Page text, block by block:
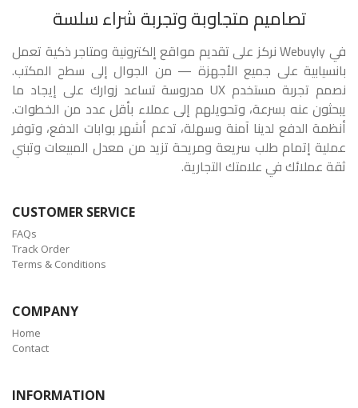
تصاميم متجاوبة وتجربة شراء سلسة
في Webuyly نركز على تقديم مواقع إلكترونية ومتاجر ذكية تعمل
بانسيابية على جميع الأجهزة — من الجوال إلى سطح المكتب.
نصمم تجربة مستخدم UX مدروسة تساعد زوارك على إيجاد ما
يبحثون عنه بسرعة، وتحويلهم إلى عملاء بأقل عدد من الخطوات.
أنظمة الدفع لدينا آمنة وسهلة، تدعم أشهر بوابات الدفع، وتوفر
عملية إتمام طلب سريعة ومريحة تزيد من معدل المبيعات وتبني
ثقة عملائك في علامتك التجارية.
CUSTOMER SERVICE
FAQs
Track Order
Terms & Conditions
COMPANY
Home
Contact
INFORMATION